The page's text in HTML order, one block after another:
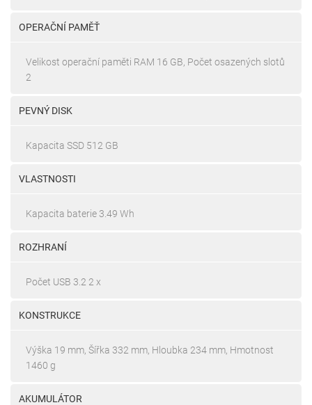
OPERAČNÍ PAMĚŤ
Velikost operační paměti RAM 16 GB, Počet osazených slotů
2
PEVNÝ DISK
Kapacita SSD 512 GB
VLASTNOSTI
Kapacita baterie 3.49 Wh
ROZHRANÍ
Počet USB 3.2 2 x
KONSTRUKCE
Výška 19 mm, Šířka 332 mm, Hloubka 234 mm, Hmotnost
1460 g
AKUMULÁTOR